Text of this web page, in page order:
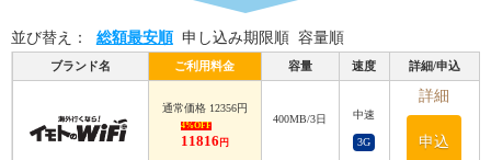
受取場所
必須
返却方法
並び替え： 総額最安順 申し込み期限順 容量順
ブランド名 ご利用料金 容量 速度 詳細/申込
通常価格 12356円
4%OFF
11816 円
400MB/3日 中速
3G
詳細
申込